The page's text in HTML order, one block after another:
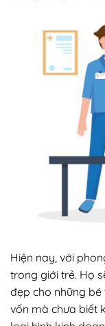
Hiện nay, với
trong giới trẻ. Họ
đẹp cho những bé
vốn mà chưa biết